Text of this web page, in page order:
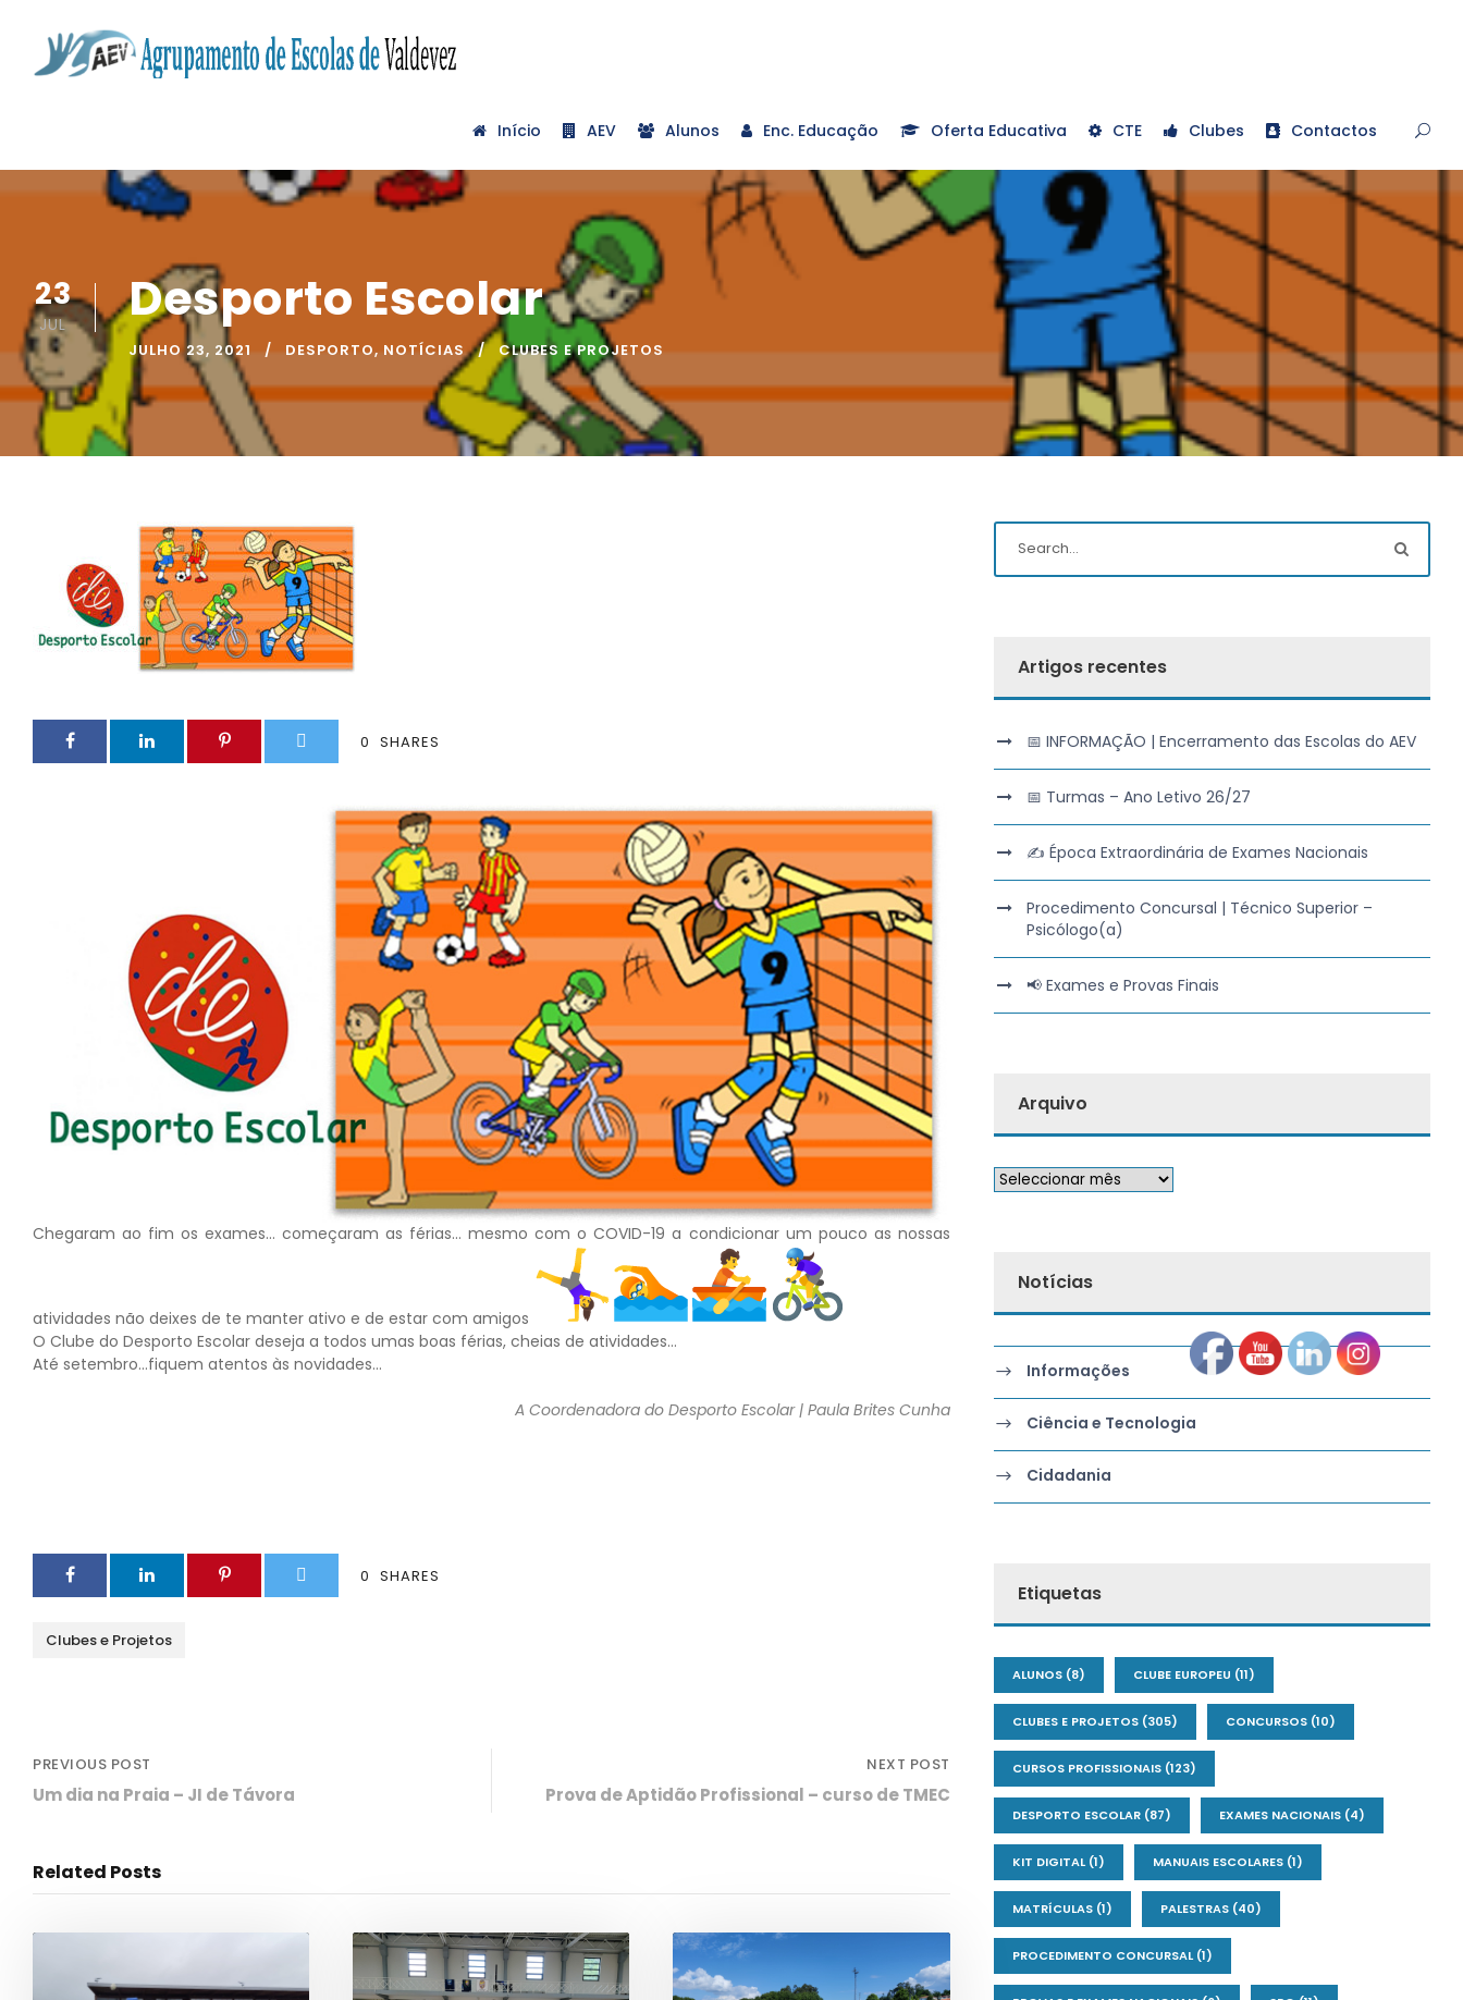
Início AEV Alunos Enc. Educação Oferta Educativa CTE Clubes Contactos
23
JUL Desporto Escolar
JULHO 23, 2021 DESPORTO, NOTÍCIAS CLUBES E PROJETOS
0 SHARES
Chegaram ao fim os exames… começaram as férias… mesmo com o COVID-19 a condicionar um pouco as nossas
atividades não deixes de te manter ativo e de estar com amigos
O Clube do Desporto Escolar deseja a todos umas boas férias, cheias de atividades…
Até setembro…fiquem atentos às novidades…
A Coordenadora do Desporto Escolar | Paula Brites Cunha
0 SHARES
Clubes e Projetos
PREVIOUS POST
Um dia na Praia – JI de Távora
NEXT POST
Prova de Aptidão Profissional – curso de TMEC
Related Posts
Artigos recentes
📅 INFORMAÇÃO | Encerramento das Escolas do AEV
📅 Turmas – Ano Letivo 26/27
✍️ Época Extraordinária de Exames Nacionais
Procedimento Concursal | Técnico Superior –
Psicólogo(a)
📢 Exames e Provas Finais
Arquivo
Notícias
Informações
Ciência e Tecnologia
Cidadania
Etiquetas
ALUNOS(8) CLUBE EUROPEU (11)
CLUBES E PROJETOS(305) CONCURSOS(10)
CURSOS PROFISSIONAIS(123)
DESPORTO ESCOLAR(87) EXAMES NACIONAIS(4)
KIT DIGITAL(1) MANUAIS ESCOLARES(1)
MATRÍCULAS(1) PALESTRAS(40)
PROCEDIMENTO CONCURSAL(1)